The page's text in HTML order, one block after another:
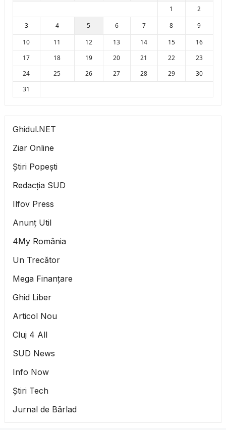
1
2
3
4 5 6 7 8
9
10
11 12 13 14 15
16
17
18 19 20 21 22
23
24
25 26 27 28 29
30
31
Ghidul.NET
Ziar Online
Știri Popești
Redacția SUD
Ilfov Press
Anunț Util
4My România
Un Trecător
Mega Finanțare
Ghid Liber
Articol Nou
Cluj 4 All
SUD News
Info Now
Știri Tech
Jurnal de Bârlad